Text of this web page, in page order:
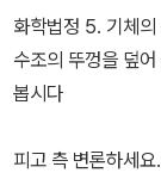
원리를 인식하게
할 수 있다는 것을
이다.
3권은 기존에 출간
화학법정 5. 기체
수조의 뚜껑을 덮
봅시다
피고 측 변론하세요.